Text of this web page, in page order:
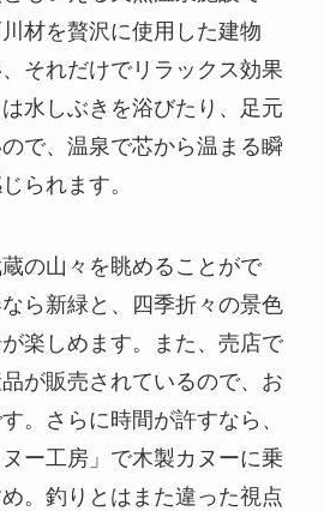
材を贅沢に使用した建物
それだけでリラックス効果
水しぶきを浴びたり、足元
で、温泉で芯から温まる瞬
られます。
の山々を眺めることがで
ら新緑と、四季折々の景色
楽しめます。また、売店で
が販売されているので、お
。さらに時間が許すなら、
ー工房」で木製カヌーに乗
。釣りとはまた違った視点